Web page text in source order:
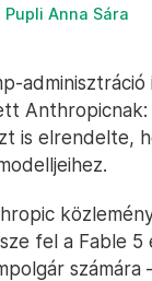
Pupli Anna Sára
Anthropicnak:
is elrendelte,
fel a Fable